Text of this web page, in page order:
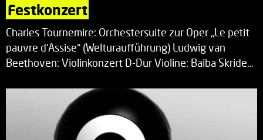
Festkonzert
Charles Tournemire: Orchestersuite zur Oper „Le petit
pauvre d’Assise“ (Welturaufführung) Ludwig van
Beethoven: Violinkonzert D-Dur Violine: Baiba Skride…